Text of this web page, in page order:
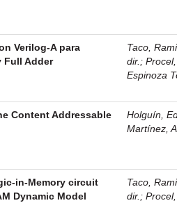
Verilog-A para
Full Adder
Taco,
dir. ;
Espinoza
Content Addressable
Holguín,
Martínez,
in-Memory circuit
Dynamic Model
Taco,
dir. ;